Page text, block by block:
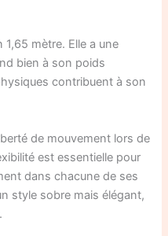
mètre. Elle a une
bien à son poids
contribuent à son
de mouvement lors de
est essentielle pour
dans chacune de ses
style sobre mais élégant,